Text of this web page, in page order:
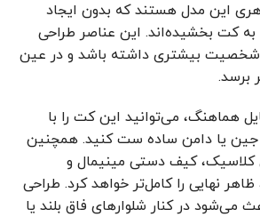
این مدل هستند که بدون ایجاد
کت بخشیده‌اند. این عناصر طراحی
بیشتری داشته باشد و در عین
برسد.
هماهنگ، می‌توانید این کت را با
جین یا دامن ساده ست کنید. همچنین
کلاسیک، کیف دستی مینیمال و
نهایی را کامل‌تر خواهد کرد. طراحی
می‌شود در کنار شلوارهای فاق بلند یا